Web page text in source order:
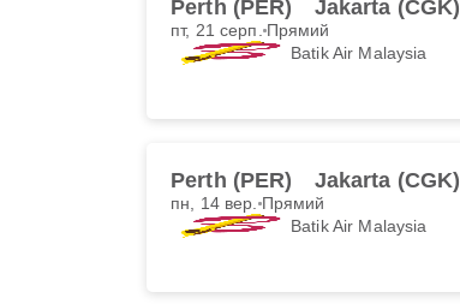
Perth (PER) Jakarta (CGK)
пт, 21 серп. Прямий
Batik Air Malaysia
Perth (PER) Jakarta (CGK)
пн, 14 вер. Прямий
Batik Air Malaysia